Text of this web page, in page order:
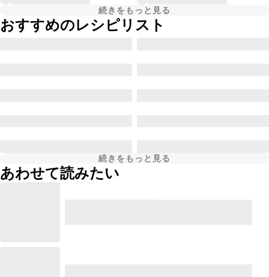
続きをもっと見る
おすすめのレシピリスト
続きをもっと見る
あわせて読みたい